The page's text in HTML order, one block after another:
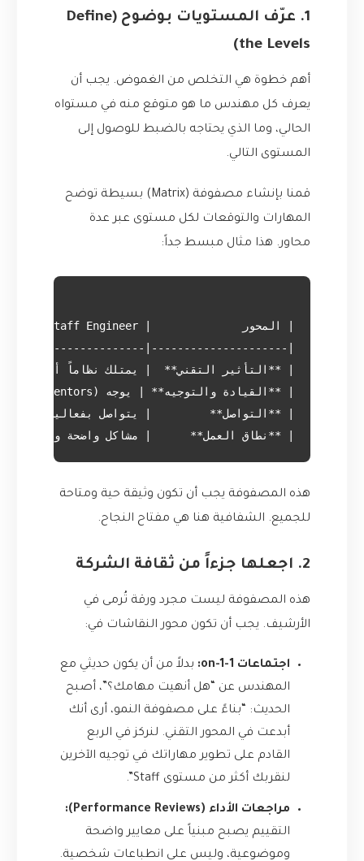
1. عرّف المستويات بوضوح (Define
the Levels)
أهم خطوة هي التخلص من الغموض. يجب أن
يعرف كل مهندس ما هو متوقع منه في مستواه
الحالي، وما الذي يحتاجه بالضبط للوصول إلى
المستوى التالي.
قمنا بإنشاء مصفوفة (Matrix) بسيطة توضح
المهارات والتوقعات لكل مستوى عبر عدة
محاور. هذا مثال مبسط جداً:
| **نطاق العمل**      | مشاكل واضحة ومعقدة
هذه المصفوفة يجب أن تكون وثيقة حية ومتاحة
للجميع. الشفافية هنا هي مفتاح النجاح.
2. اجعلها جزءاً من ثقافة الشركة
هذه المصفوفة ليست مجرد ورقة تُرمى في
الأرشيف. يجب أن تكون محور النقاشات في:
اجتماعات 1-on-1:
بدلاً من أن يكون حديثي مع
المهندس عن “هل أنهيت مهامك؟”، أصبح
الحديث: “بناءً على مصفوفة النمو، أرى أنك
أبدعت في المحور التقني. لنركز في الربع
القادم على تطوير مهاراتك في توجيه الآخرين
لنقربك أكثر من مستوى Staff”.
مراجعات الأداء (Performance Reviews):
التقييم يصبح مبنياً على معايير واضحة
وموضوعية، وليس على انطباعات شخصية.